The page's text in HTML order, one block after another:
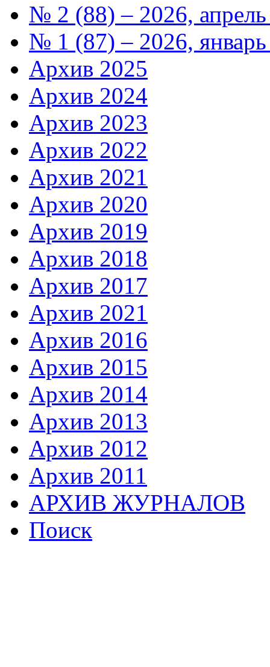
№ 2 (88) – 2026,
№ 1 (87) – 2026,
Архив 2025
Архив 2024
Архив 2023
Архив 2022
Архив 2021
Архив 2020
Архив 2019
Архив 2018
Архив 2017
Архив 2021
Архив 2016
Архив 2015
Архив 2014
Архив 2013
Архив 2012
Архив 2011
АРХИВ ЖУРНАЛОВ
Поиск